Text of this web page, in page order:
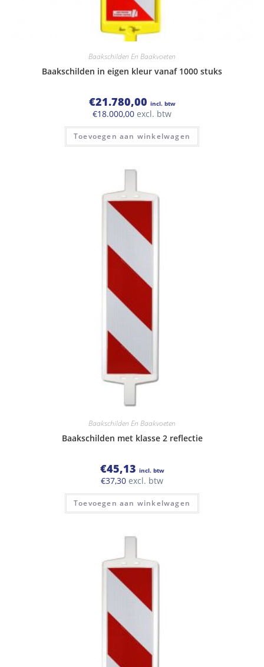
Baakschilden En Baakvoeten
Baakschilden in eigen kleur vanaf 1000 stuks
€21.780,00 incl. btw
€18.000,00 excl. btw
Toevoegen aan winkelwagen
Baakschilden En Baakvoeten
Baakschilden met klasse 2 reflectie
€45,13 incl. btw
€37,30 excl. btw
Toevoegen aan winkelwagen